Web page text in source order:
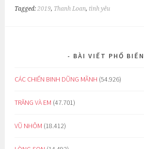
Tagged:2019, Thanh Loan, tình yêu
BÀI VIẾT PHỔ BIẾN
CÁC CHIẾN BINH DŨNG MÃNH (54.926)
TRĂNG VÀ EM (47.701)
VŨ NHÔM (18.412)